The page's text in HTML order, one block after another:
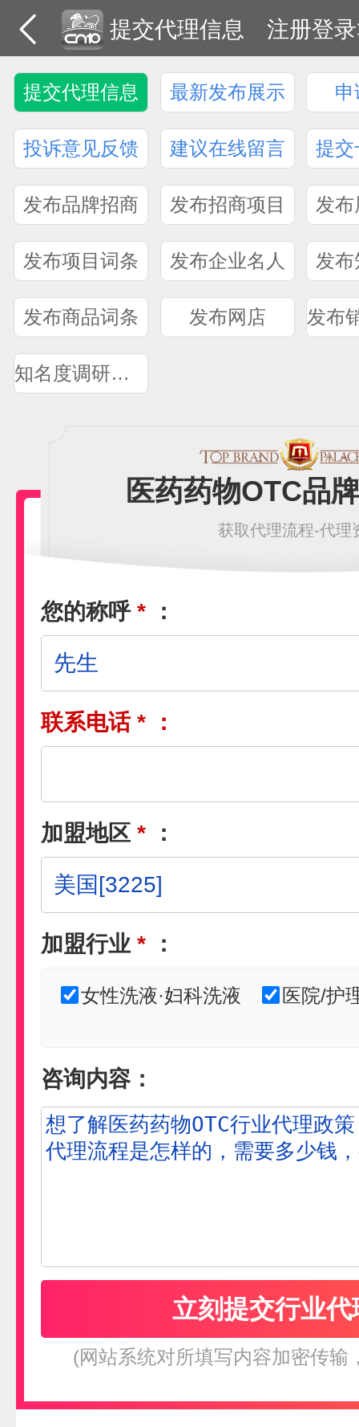
提交代理信息 注册登
提交代理信息 最新发布展示 申
投诉意见反馈 建议在线留言 提交
发布品牌招商 发布招商项目 发
发布项目词条 发布企业名人 发
发布商品词条 发布网店
知名度调研问卷
医药药物OTC品
获取代理流程-代理
您的称呼 * ：
联系电话 * ：
加盟地区 * ：
加盟行业 * ：
女性洗液·妇科洗液 医院/护
咨询内容：
(网站系统对所填写内容加密传输